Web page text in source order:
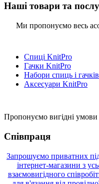
Наші товари та
Ми пропонуємо весь
Спиці KnitPro
Гачки KnitPro
Набори спиць і
Аксесуари KnitPro
Пропонуємо вигідні умови
Співпраця
Запрошуємо приватних
інтернет-магазини з
взаємовигідного